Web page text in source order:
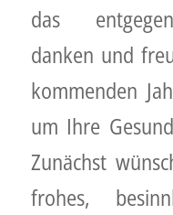
das
danken und
kommenden
um Ihre
Zunächst
frohes,